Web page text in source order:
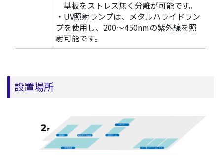
基板をストレス無く分離が可能です。
・UV照射ランプは、メタルハライドラン
プを使用し、200～450nmの紫外線を照
射可能です。
設置場所